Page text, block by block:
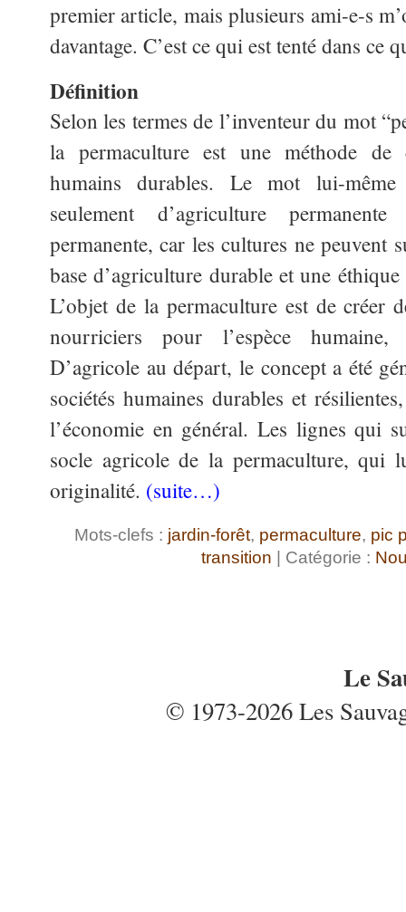
premier article, mais plusieurs ami-e-s
davantage. C’est ce qui est tenté dans ce
Définition
Selon les termes de l’inventeur du mot
la permaculture est une méthode de
humains durables. Le mot lui-
seulement d’agriculture
permanente, car les cultures ne peuvent
base d’agriculture durable et une
L’objet de la permaculture est de créer
nourriciers pour l’espèce humaine,
D’agricole au départ, le concept a été
sociétés humaines durables et
l’économie en général. Les lignes qui
socle agricole de la permaculture, qui
originalité. (suite…)
Mots-clefs : jardin-forêt, permaculture, pic
transition | Catégorie :
Le
© 1973-2026 Les